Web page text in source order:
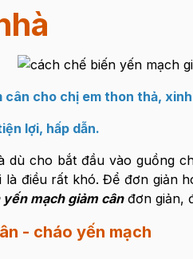
cân cho chị em thon thả,
lợi, hấp dẫn.
dù cho bắt đầu vào guồng
điều rất khó. Để đơn giản
mạch giảm cân đơn giản,
- cháo yến mạch